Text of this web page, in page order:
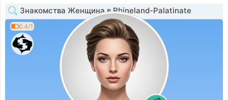
Знакомства Женщина в Rhineland-Palatinate
0.4/1